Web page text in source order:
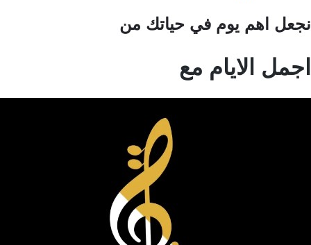
اهم يوم في حياتك من
الايام مع